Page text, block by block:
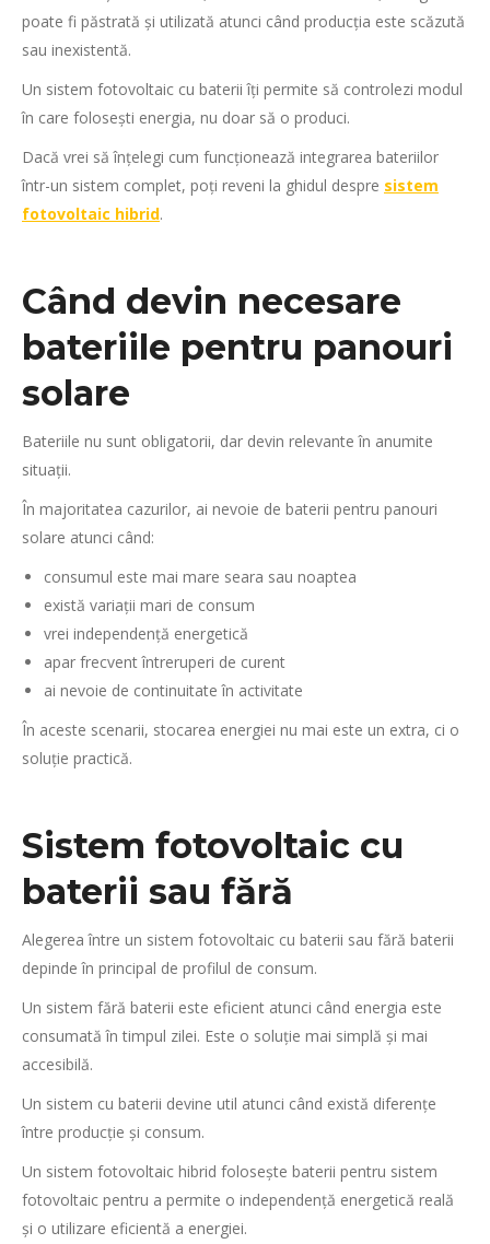
poate fi păstrată și utilizată atunci când producția este scăzută
sau inexistentă.
Un sistem fotovoltaic cu baterii îți permite să controlezi modul
în care folosești energia, nu doar să o produci.
Dacă vrei să înțelegi cum funcționează integrarea bateriilor
într-un sistem complet, poți reveni la ghidul despre sistem
fotovoltaic hibrid.
Când devin necesare
bateriile pentru panouri
solare
Bateriile nu sunt obligatorii, dar devin relevante în anumite
situații.
În majoritatea cazurilor, ai nevoie de baterii pentru panouri
solare atunci când:
consumul este mai mare seara sau noaptea
există variații mari de consum
vrei independență energetică
apar frecvent întreruperi de curent
ai nevoie de continuitate în activitate
În aceste scenarii, stocarea energiei nu mai este un extra, ci o
soluție practică.
Sistem fotovoltaic cu
baterii sau fără
Alegerea între un sistem fotovoltaic cu baterii sau fără baterii
depinde în principal de profilul de consum.
Un sistem fără baterii este eficient atunci când energia este
consumată în timpul zilei. Este o soluție mai simplă și mai
accesibilă.
Un sistem cu baterii devine util atunci când există diferențe
între producție și consum.
Un sistem fotovoltaic hibrid folosește baterii pentru sistem
fotovoltaic pentru a permite o independență energetică reală
și o utilizare eficientă a energiei.